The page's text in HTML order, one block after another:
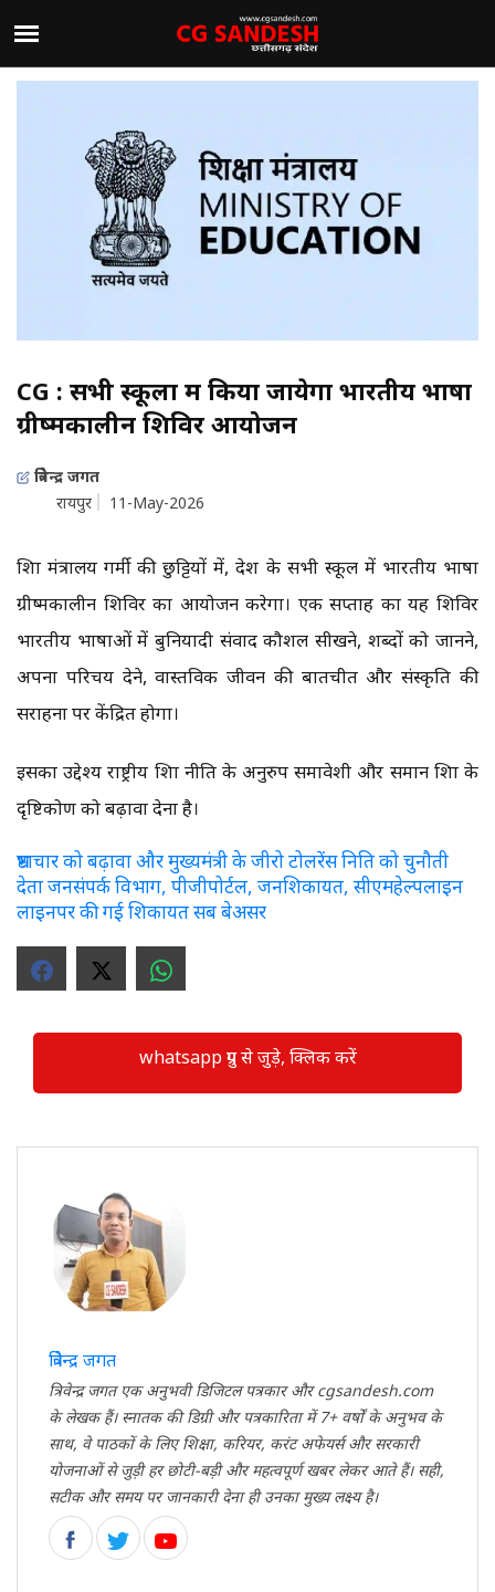
CG : सभी स्कूलों में किया जायेगा भारतीय भाषा
ग्रीष्मकालीन शिविर आयोजन
त्रिवेन्द्र जगत
रायपुर
11-May-2026
शिक्षा मंत्रालय गर्मी की छुट्टियों में, देश के सभी स्कूल में भारतीय भाषा
ग्रीष्मकालीन शिविर का आयोजन करेगा। एक सप्ताह का यह शिविर
भारतीय भाषाओं में बुनियादी संवाद कौशल सीखने, शब्दों को जानने,
अपना परिचय देने, वास्तविक जीवन की बातचीत और संस्कृति की
सराहना पर केंद्रित होगा।
इसका उद्देश्य राष्ट्रीय शिक्षा नीति के अनुरुप समावेशी और समान शिक्षा के
दृष्टिकोण को बढ़ावा देना है।
भ्रष्टाचार को बढ़ावा और मुख्यमंत्री के जीरो टोलरेंस निति को चुनौती
देता जनसंपर्क विभाग, पीजीपोर्टल, जनशिकायत, सीएमहेल्पलाइन
लाइनपर की गई शिकायत सब बेअसर
whatsapp ग्रुप से जुड़े, क्लिक करें
त्रिवेन्द्र जगत
त्रिवेन्द्र जगत एक अनुभवी डिजिटल पत्रकार और cgsandesh.com
के लेखक हैं। स्नातक की डिग्री और पत्रकारिता में 7+ वर्षों के अनुभव के
साथ, वे पाठकों के लिए शिक्षा, करियर, करंट अफेयर्स और सरकारी
योजनाओं से जुड़ी हर छोटी-बड़ी और महत्वपूर्ण खबर लेकर आते हैं। सही,
सटीक और समय पर जानकारी देना ही उनका मुख्य लक्ष्य है।